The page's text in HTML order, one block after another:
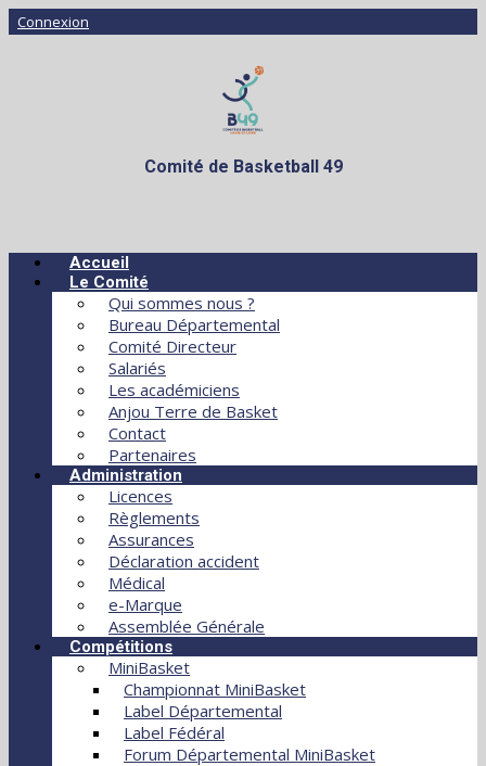
Connexion
Comité de Basketball 49
Accueil
Le Comité
Qui sommes nous ?
Bureau Départemental
Comité Directeur
Salariés
Les académiciens
Anjou Terre de Basket
Contact
Partenaires
Administration
Licences
Règlements
Assurances
Déclaration accident
Médical
e-Marque
Assemblée Générale
Compétitions
MiniBasket
Championnat MiniBasket
Label Départemental
Label Fédéral
Forum Départemental MiniBasket